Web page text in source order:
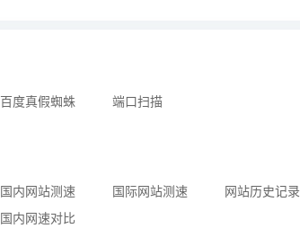
百度真假蜘蛛 端口扫描
国内网站测速 国际网站测速
网站历史记录
国内网速对比